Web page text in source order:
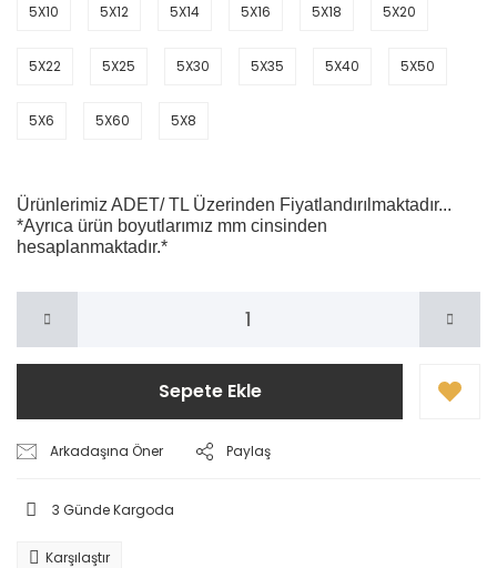
5X10 5X12 5X14 5X16 5X18 5X20
5X22 5X25 5X30 5X35 5X40 5X50
5X6 5X60 5X8
Ürünlerimiz ADET/ TL Üzerinden Fiyatlandırılmaktadır...
*Ayrıca ürün boyutlarımız mm cinsinden
hesaplanmaktadır.*
Sepete Ekle
Arkadaşına Öner Paylaş
3 Günde Kargoda
Karşılaştır